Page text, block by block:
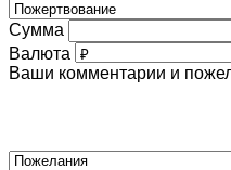
Сумма
Валюта
Ваши комментарии и